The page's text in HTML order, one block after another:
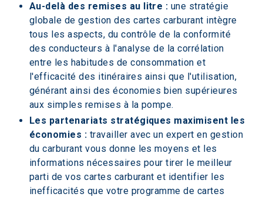
Au-delà des remises au litre : une stratégie
globale de gestion des cartes carburant intègre
tous les aspects, du contrôle de la conformité
des conducteurs à l'analyse de la corrélation
entre les habitudes de consommation et
l'efficacité des itinéraires ainsi que l'utilisation,
générant ainsi des économies bien supérieures
aux simples remises à la pompe.
Les partenariats stratégiques maximisent les
économies : travailler avec un expert en gestion
du carburant vous donne les moyens et les
informations nécessaires pour tirer le meilleur
parti de vos cartes carburant et identifier les
inefficacités que votre programme de cartes